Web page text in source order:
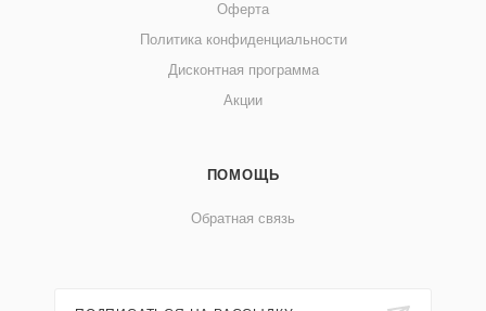
Оферта
Политика конфиденциальности
Дисконтная программа
Акции
ПОМОЩЬ
Обратная связь